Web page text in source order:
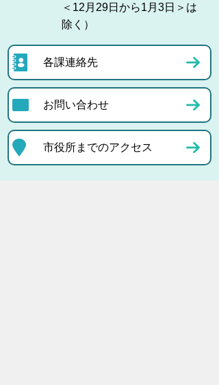
＜12月29日から1月3日＞は
除く）
各課連絡先
お問い合わせ
市役所までのアクセス